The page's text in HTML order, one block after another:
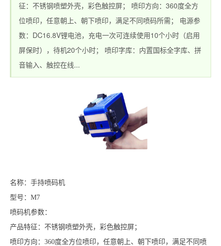
征：不锈钢喷塑外壳，彩色触控屏； 喷印方向：360度全方
位喷印，任意朝上、朝下喷印，满足不同喷码所需； 电源参
数：DC16.8V锂电池，充电一次可连续使用10个小时（启用
屏保时），待机20个小时； 喷印字库：内置国标全字库、拼
音输入、触控在线...
名称：手持喷码机
型号：M7
喷码机参数：
产品特征：不锈钢喷塑外壳，彩色触控屏；
喷印方向：360度全方位喷印，任意朝上、朝下喷印，满足不同喷